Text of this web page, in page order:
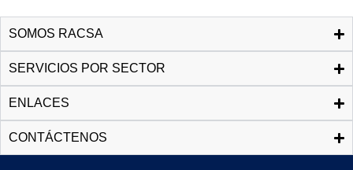
SOMOS RACSA
SERVICIOS POR SECTOR
ENLACES
CONTÁCTENOS